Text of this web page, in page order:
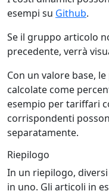
esempi su Github.
Se il gruppo articolo
precedente, verrà
Con un valore base,
calcolate come
esempio per tariffari
corrispondenti
separatamente.
Riepilogo
In un riepilogo,
in uno. Gli articoli in